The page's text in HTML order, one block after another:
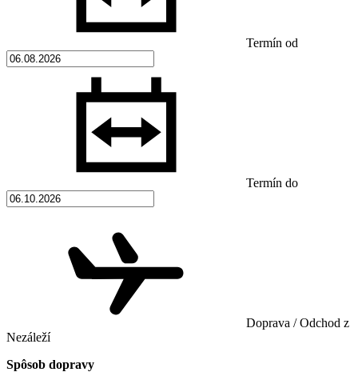
Termín od
Termín do
Doprava / Odchod z
Nezáleží
Spôsob dopravy